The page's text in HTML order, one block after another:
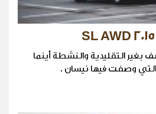
التقليدية والنشطة أينما
وصفت فيها نيسان .